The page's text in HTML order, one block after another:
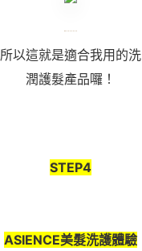
所以這就是適合我用的洗
潤護髮產品囉！
STEP4
ASIENCE美髮洗護體驗